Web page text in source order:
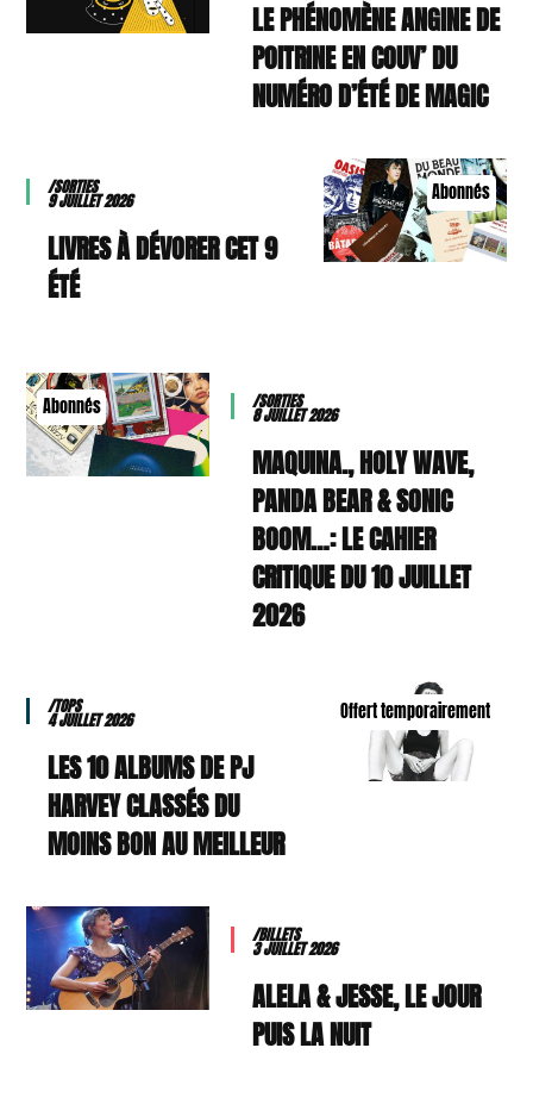
LE PHÉNOMÈNE ANGINE DE
POITRINE EN COUV’ DU
NUMÉRO D’ÉTÉ DE MAGIC
Abonnés
/SORTIES
9 JUILLET 2026
9 LIVRES À DÉVORER CET
ÉTÉ
Abonnés /SORTIES
8 JUILLET 2026
MAQUINA., HOLY WAVE,
PANDA BEAR & SONIC
BOOM…: LE CAHIER
CRITIQUE DU 10 JUILLET
2026
Offert temporairement
/TOPS
4 JUILLET 2026
LES 10 ALBUMS DE PJ
HARVEY CLASSÉS DU
MOINS BON AU MEILLEUR
/BILLETS
3 JUILLET 2026
ALELA & JESSE, LE JOUR
PUIS LA NUIT